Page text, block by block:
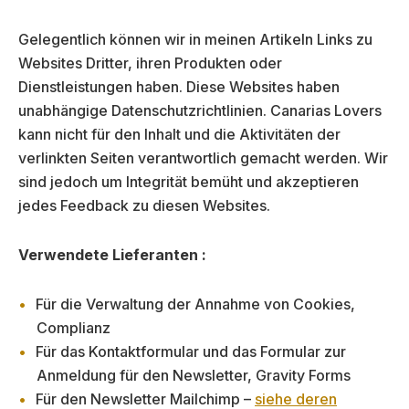
Gelegentlich können wir in meinen Artikeln Links zu
Websites Dritter, ihren Produkten oder
Dienstleistungen haben. Diese Websites haben
unabhängige Datenschutzrichtlinien. Canarias Lovers
kann nicht für den Inhalt und die Aktivitäten der
verlinkten Seiten verantwortlich gemacht werden. Wir
sind jedoch um Integrität bemüht und akzeptieren
jedes Feedback zu diesen Websites.
Verwendete Lieferanten :
Für die Verwaltung der Annahme von Cookies,
Complianz
Für das Kontaktformular und das Formular zur
Anmeldung für den Newsletter, Gravity Forms
Für den Newsletter Mailchimp – siehe deren